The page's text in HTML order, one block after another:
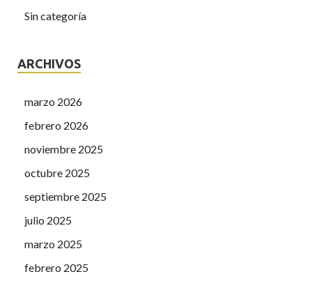
Sin categoría
ARCHIVOS
marzo 2026
febrero 2026
noviembre 2025
octubre 2025
septiembre 2025
julio 2025
marzo 2025
febrero 2025